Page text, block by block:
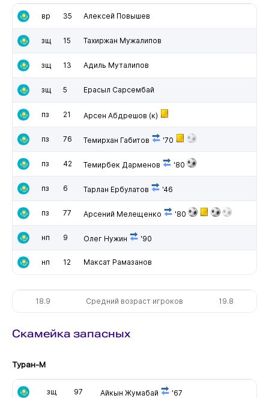
вр 35 Алексей Повышев
зщ 15 Тахиржан Мужалипов
зщ 13 Адиль Муталипов
зщ 5 Ерасыл Сарсембай
пз 21 Арсен Абдрешов (к)
пз 76 Темирхан Габитов '70
пз 42 Темирбек Дарменов '80
пз 6 Тарлан Ербулатов '46
пз 77 Арсений Мелещенко '80
нп 9 Олег Нужин '90
нп 12 Максат Рамазанов
18.9 Средний возраст игроков 19.8
Скамейка запасных
Туран-М
зщ 97 Айкын Жумабай '67